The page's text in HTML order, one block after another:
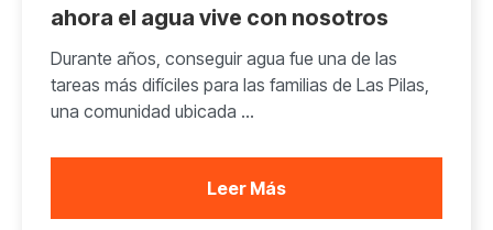
ahora el agua vive con nosotros
Durante años, conseguir agua fue una de las
tareas más difíciles para las familias de Las Pilas,
una comunidad ubicada ...
Leer Más